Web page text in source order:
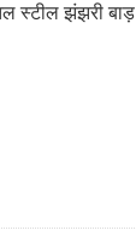
स्टील झंझरी बाड़